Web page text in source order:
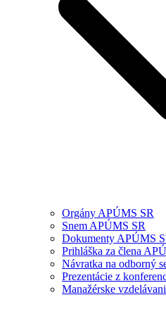
Orgány APÚMS SR
Snem APÚMS SR
Dokumenty APÚMS
Prihláška za člena
Návratka na odborný
Prezentácie z
Manažérske